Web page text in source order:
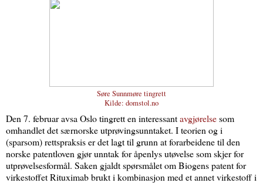
Søre Sunnmøre tingrett
Kilde: domstol.no
Den 7. februar avsa Oslo tingrett en interessantavgjørelsesom
omhandlet det særnorske utprøvingsunntaket. I teorien og i
(sparsom) rettspraksis er det lagt til grunn at forarbeidene til den
norske patentloven gjør unntak for åpenlys utøvelse som skjer for
utprøvelsesformål. Saken gjaldt spørsmålet om Biogens patent for
virkestoffet Rituximab brukt i kombinasjon med et annet virkestoff i